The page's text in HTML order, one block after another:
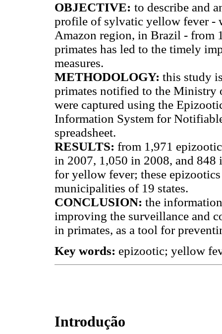
OBJECTIVE: to describe and
profile of sylvatic yellow fever -
Amazon region, in Brazil - from
primates has led to the timely
measures.
METHODOLOGY: this study
primates notified to the Ministry
were captured using the
Information System for
spreadsheet.
RESULTS: from 1,971
in 2007, 1,050 in 2008, and 848
for yellow fever; these
municipalities of 19 states.
CONCLUSION: the
improving the surveillance and
in primates, as a tool for
Key words: epizootic; yellow
Introdução